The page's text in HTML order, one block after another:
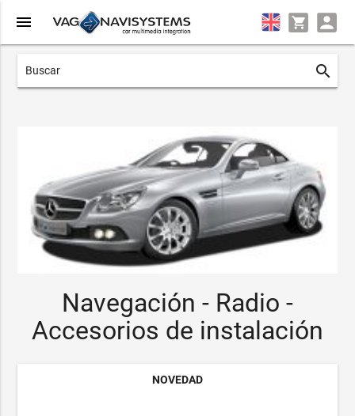
menu
search
Navegación - Radio -
Accesorios de instalación
NOVEDAD